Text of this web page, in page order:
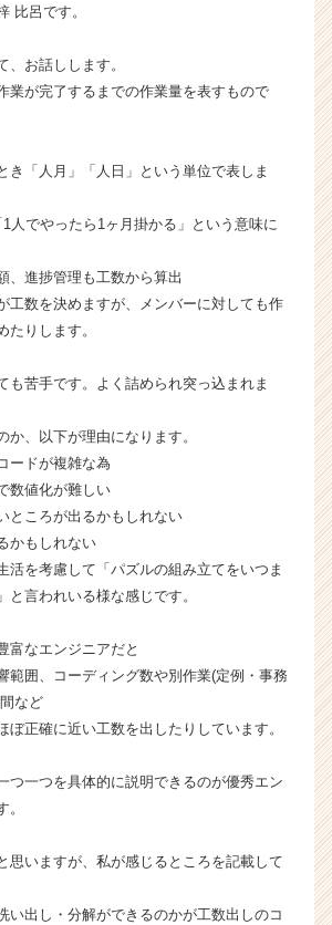
卒
会
社
N
n
g
r
a
i
の
タ
イ
ム
ラ
イ
ン】
ン
チ
ャ
ー・
ら
カ
比呂です。
、お話しします。
業が完了するまでの作業量を表すもので
き「人月」「人日」という単位で表しま
人でやったら1ヶ月掛かる」という意味に
、進捗管理も工数から算出
工数を決めますが、メンバーに対しても作
たりします。
も苦手です。よく詰められ突っ込まれま
か、以下が理由になります。
ードが複雑な為
数値化が難しい
ところが出るかもしれない
かもしれない
活を考慮して「パズルの組み立てをいつま
と言われいる様な感じです。
富なエンジニアだと
範囲、コーディング数や別作業(定例・事務
など
ぼ正確に近い工数を出したりしています。
つ一つを具体的に説明できるのが優秀エン
。
思いますが、私が感じるところを記載して
い出し・分解ができるのかが工数出しのコ